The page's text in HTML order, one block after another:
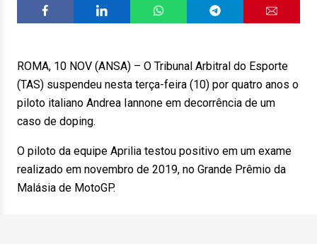
ROMA, 10 NOV (ANSA) – O Tribunal Arbitral do Esporte
(TAS) suspendeu nesta terça-feira (10) por quatro anos o
piloto italiano Andrea Iannone em decorrência de um
caso de doping.
O piloto da equipe Aprilia testou positivo em um exame
realizado em novembro de 2019, no Grande Prêmio da
Malásia de MotoGP.